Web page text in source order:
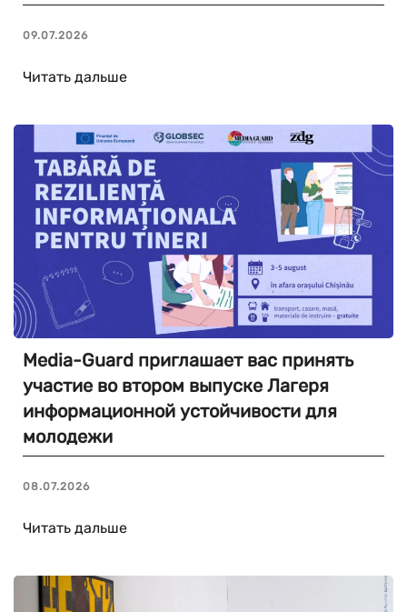
09.07.2026
Читать дальше
Media-Guard приглашает вас принять
участие во втором выпуске Лагеря
информационной устойчивости для
молодежи
08.07.2026
Читать дальше